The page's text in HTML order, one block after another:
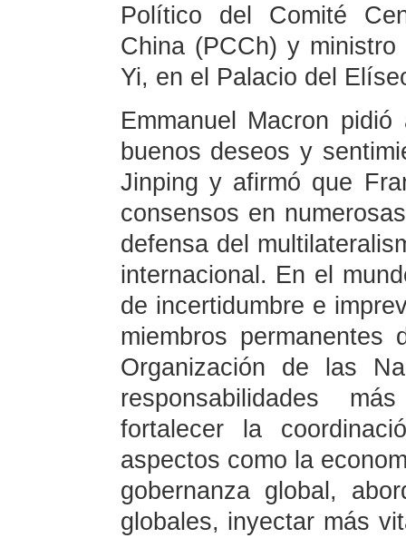
Político del Comité
China (PCCh) y
Yi, en el Palacio del
Emmanuel Macron
buenos deseos y
Jinping y afirmó que
consensos en
defensa del
internacional. En el
de incertidumbre e
miembros
Organización de las
responsabilidades
fortalecer la
aspectos como la
gobernanza global,
globales, inyectar más